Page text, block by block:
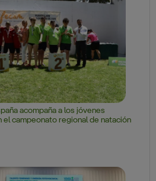
acompaña a los jóvenes
campeonato regional de natación